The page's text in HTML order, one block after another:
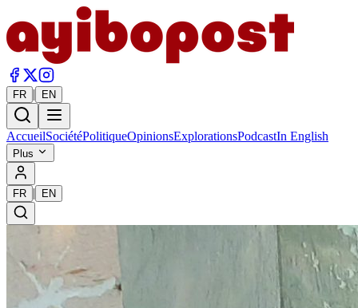
FR | EN
AccueilSociétéPolitiqueOpinionsExplorationsPodcastIn English
Plus
FR | EN